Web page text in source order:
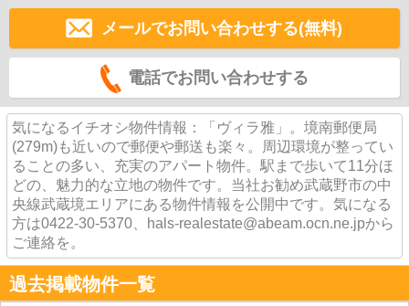
メールでお問い合わせする(無料)
電話でお問い合わせする
気になるイチオシ物件情報：「ヴィラ雅」。境南郵便局
(279m)も近いので郵便や郵送も楽々。周辺環境が整ってい
ることの多い、充実のアパート物件。駅まで歩いて11分ほ
どの、魅力的な立地の物件です。当社お勧め武蔵野市の中
央線武蔵境エリアにある物件情報を公開中です。気になる
方は0422-30-5370、hals-realestate@abeam.ocn.ne.jpから
ご連絡を。
過去掲載物件一覧